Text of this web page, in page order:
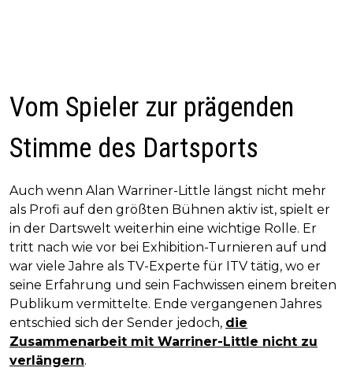
Vom Spieler zur prägenden
Stimme des Dartsports
Auch wenn Alan Warriner-Little längst nicht mehr
als Profi auf den größten Bühnen aktiv ist, spielt er
in der Dartswelt weiterhin eine wichtige Rolle. Er
tritt nach wie vor bei Exhibition-Turnieren auf und
war viele Jahre als TV-Experte für ITV tätig, wo er
seine Erfahrung und sein Fachwissen einem breiten
Publikum vermittelte. Ende vergangenen Jahres
entschied sich der Sender jedoch, die
Zusammenarbeit mit Warriner-Little nicht zu
verlängern.